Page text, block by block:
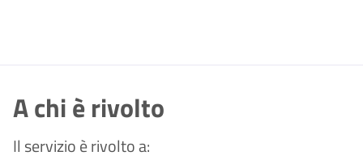
A chi è rivolto
Il servizio è rivolto a: